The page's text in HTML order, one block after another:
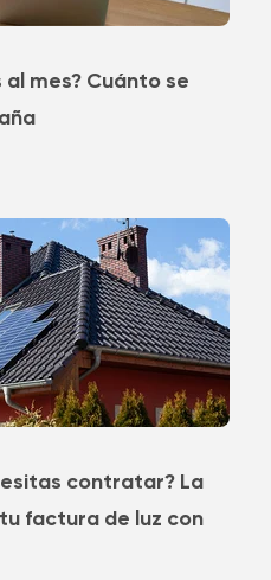
mes? Cuánto se
contratar? La
factura de luz con